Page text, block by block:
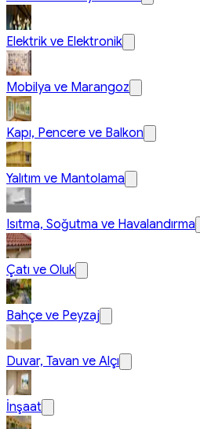
Elektrik ve Elektronik
Mobilya ve Marangoz
Kapı, Pencere ve Balkon
Yalıtım ve Mantolama
Isıtma, Soğutma ve Havalandırma
Çatı ve Oluk
Bahçe ve Peyzaj
Duvar, Tavan ve Alçı
İnşaat